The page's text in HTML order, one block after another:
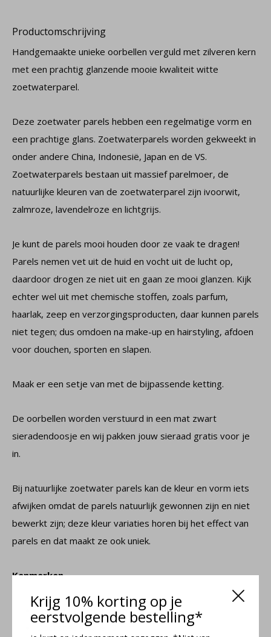
Krijg 10% korting op je
eerstvolgende bestelling*
Productomschrijving
Handgemaakte unieke oorbellen verguld met zilveren kern
met een prachtig glanzende mooie kwaliteit witte
zoetwaterparel.
Deze zoetwater parels hebben een regelmatige vorm en
een prachtige glans. Zoetwaterparels worden gekweekt in
onder andere China, Indonesië, Japan en de VS.
Zoetwaterparels bestaan uit massief parelmoer, de
natuurlijke kleuren van de zoetwaterparel zijn ivoorwit,
zalmroze, lavendelroze en lichtgrijs.
Je kunt de parels mooi houden door ze vaak te dragen!
Parels nemen vet uit de huid en vocht uit de lucht op,
daardoor drogen ze niet uit en gaan ze mooi glanzen. Kijk
echter wel uit met chemische stoffen, zoals parfum,
haarlak, zeep en verzorgingsproducten, daar kunnen parels
niet tegen; dus omdoen na make-up en hairstyling, afdoen
voor douchen, sporten en slapen.
Maak er een setje van met de bijpassende ketting.
De oorbellen worden verstuurd in een mat zwart
sieradendoosje en wij pakken jouw sieraad gratis voor je
in.
Bij natuurlijke zoetwater parels kan de kleur en vorm iets
afwijken omdat de parels natuurlijk gewonnen zijn en niet
bewerkt zijn; deze kleur variaties horen bij het effect van
parels en dat maakt ze ook uniek.
Kenmerken
Lengte oorbel: 1,7 cm
Doorsnede parel: 8 mm